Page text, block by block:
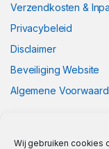
Wij gebruiken cookies
Verzendkosten &
Privacybeleid
Disclaimer
Beveiliging Website
Algemene